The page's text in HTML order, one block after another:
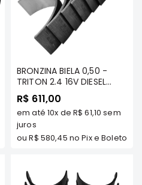
BRONZINA BIELA 0,50 -
TRITON 2.4 16V DIESEL
2016/... (4N15)/ PAJERO
SPORT 2.4 DIESEL 2.4 16V
2016/.. - MAHLE -
BB911/050
R$ 611,00
em até 10x de R$ 61,10 sem
juros
ouR$ 580,45 no Pix e Boleto